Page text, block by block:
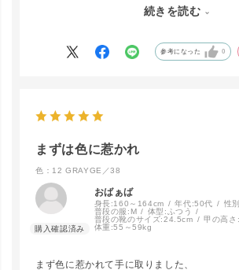
一番奥に、ベルト調整して、つま先シートを
何にでも合いそうなので、可愛いし、軽いし
続きを読む
参考になった 0
まずは色に惹かれ
色：12 GRAYGE／38
おばぁば
身長:160～164cm 年代:50代 性
普段の服: M 体型: ふつう
普段の靴のサイズ:24.5cm 甲の高さ
体重:55～59kg
まず色に惹かれて手に取りました、